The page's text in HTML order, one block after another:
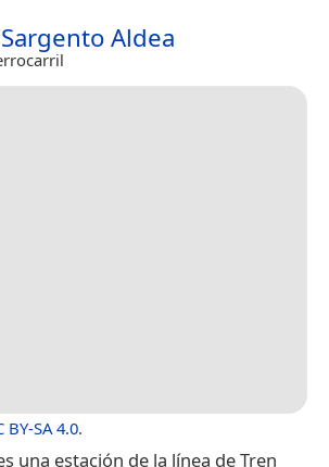
Aldea
BY-SA 4.0.
una estación de la línea de Tren